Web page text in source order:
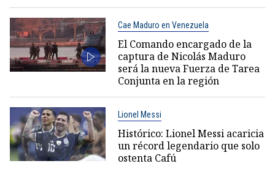
Cae Maduro en Venezuela
El Comando encargado de la
captura de Nicolás Maduro
será la nueva Fuerza de Tarea
Conjunta en la región
Lionel Messi
Histórico: Lionel Messi acaricia
un récord legendario que solo
ostenta Cafú